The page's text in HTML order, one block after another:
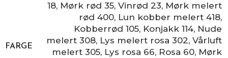
FARGE
18, Mørk rød 35, Vinrød 23, Mørk melert
rød 400, Lun kobber melert 418,
Kobberrød 105, Konjakk 114, Nude
melert 308, Lys melert rosa 302, Vårluft
melert 305, Lys rosa 66, Rosa 60, Mørk